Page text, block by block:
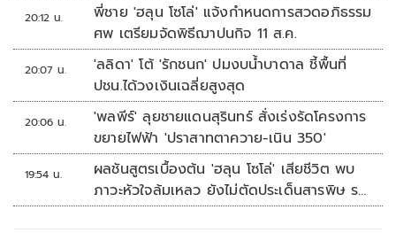
20:12 น.
พี่ชาย 'ฮลุน โซโล่' แจ้งกำหนดการสวดอภิธรรม
ศพ เตรียมจัดพิธีฌาปนกิจ 11 ส.ค.
20:07 น.
'ลลิดา' โต้ 'รักชนก' ปมงบน้ำบาดาล ชี้พื้นที่
ปชน.ได้วงเงินเฉลี่ยสูงสุด
20:06 น.
'พลพีร์' ลุยชายแดนสุรินทร์ สั่งเร่งรัดโครงการ
ขยายไฟฟ้า 'ปราสาทตาควาย-เนิน 350'
19:54 น.
ผลชันสูตรเบื้องต้น 'ฮลุน โซโล่' เสียชีวิต พบ
ภาวะหัวใจล้มเหลว ยังไม่ตัดประเด็นสารพิษ รอ
จอร์เจียส่งผลตรวจครั้งแรก